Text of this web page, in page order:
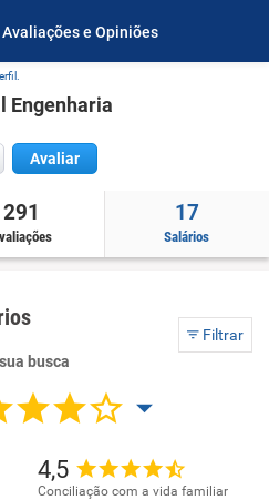
e Opiniões
Engenharia
Avaliar
291 17
Salários
Filtrar
busca
4,5
Conciliação com a vida familiar